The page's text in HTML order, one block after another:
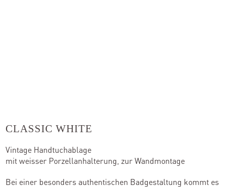
CLASSIC WHITE
Vintage Handtuchablage
mit weisser Porzellanhalterung, zur Wandmontage
Bei einer besonders authentischen Badgestaltung kommt es